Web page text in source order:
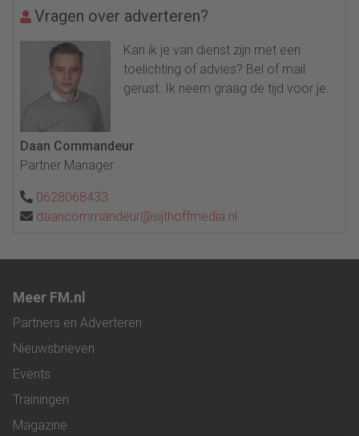
Vragen over adverteren?
Kan ik je van dienst zijn met een
toelichting of advies? Bel of mail
gerust. Ik neem graag de tijd voor je.
Daan Commandeur
Partner Manager
0628068433
daancommandeur@sijthoffmedia.nl
Meer FM.nl
Partners en Adverteren
Nieuwsbrieven
Events
Trainingen
Magazine